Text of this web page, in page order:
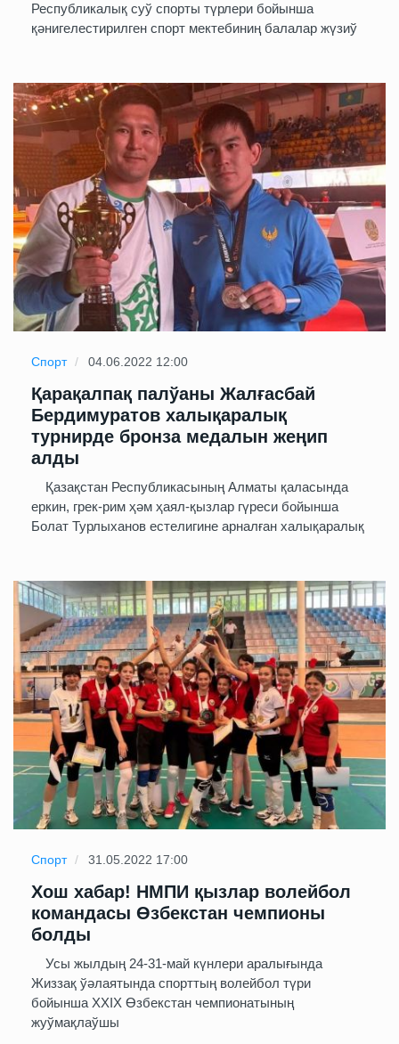
Республикалық суў спорты түрлери бойынша
қәнигелестирилген спорт мектебиниң балалар жүзиў
Спорт 04.06.2022 12:00
Қарақалпақ палўаны Жалғасбай
Бердимуратов халықаралық
турнирде бронза медалын жеңип
алды
Қазақстан Республикасының Алматы қаласында
еркин, грек-рим ҳәм ҳаял-қызлар гүреси бойынша
Болат Турлыханов естелигине арналған халықаралық
Спорт 31.05.2022 17:00
Хош хабар! НМПИ қызлар волейбол
командасы Өзбекстан чемпионы
болды
Усы жылдың 24-31-май күнлери аралығында
Жиззақ ўәлаятында спорттың волейбол түри
бойынша XXIX Өзбекстан чемпионатының
жуўмақлаўшы